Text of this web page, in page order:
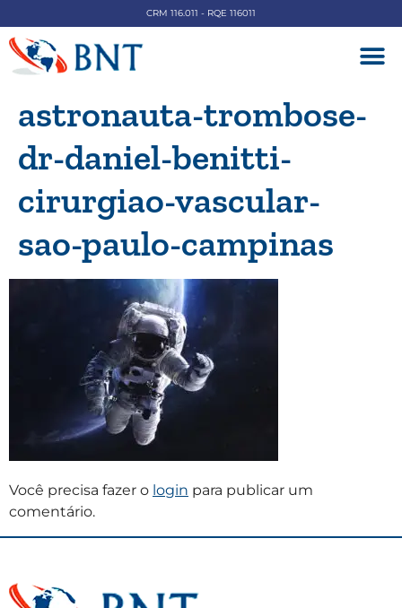
CRM 116.011 - RQE 116011
astronauta-trombose-
dr-daniel-benitti-
cirurgiao-vascular-
sao-paulo-campinas
Você precisa fazer o login para publicar um
comentário.